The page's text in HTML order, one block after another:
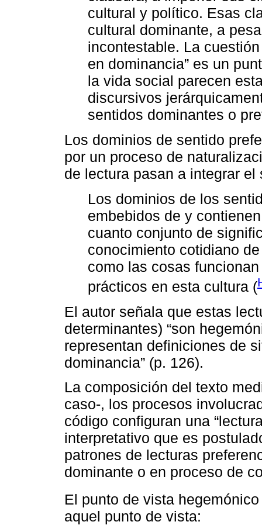
cultural y político. Esas
cultural dominante, a
incontestable. La
en dominancia” es un
la vida social parecen
discursivos
sentidos dominantes o
Los dominios de sentido
por un proceso de
de lectura pasan a integrar el
Los dominios de los
embebidos de y
cuanto conjunto de
conocimiento cotidiano
como las cosas
prácticos en esta cultura (
El autor señala que estas
determinantes) “son
representan definiciones de
dominancia” (p. 126).
La composición del texto
caso-, los procesos
código configuran una
interpretativo que es
patrones de lecturas
dominante o en proceso de
El punto de vista
aquel punto de vista: